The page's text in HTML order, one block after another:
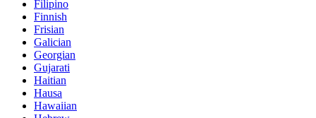
Filipino
Finnish
Frisian
Galician
Georgian
Gujarati
Haitian
Hausa
Hawaiian